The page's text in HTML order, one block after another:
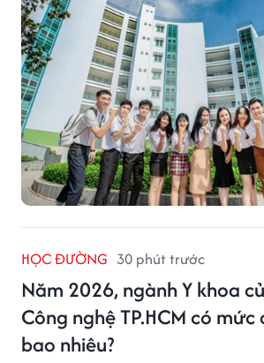
HỌC ĐƯỜNG 30 phút trước
Năm 2026, ngành Y khoa
Công nghệ TP.HCM có
bao nhiêu?